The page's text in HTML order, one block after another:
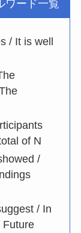
ワード一覧
/ It is well
of N
/
/ In
Future